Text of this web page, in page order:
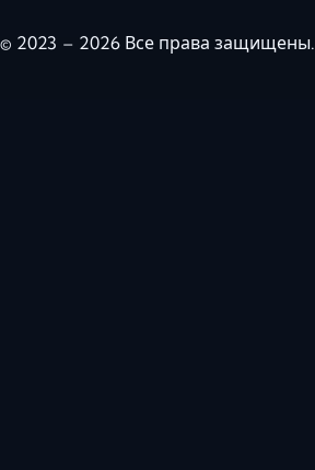
© 2023 – 2026 Все права защищены.